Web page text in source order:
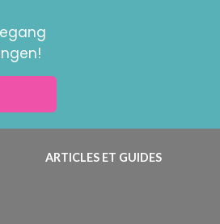
ARTICLES ET GUIDES